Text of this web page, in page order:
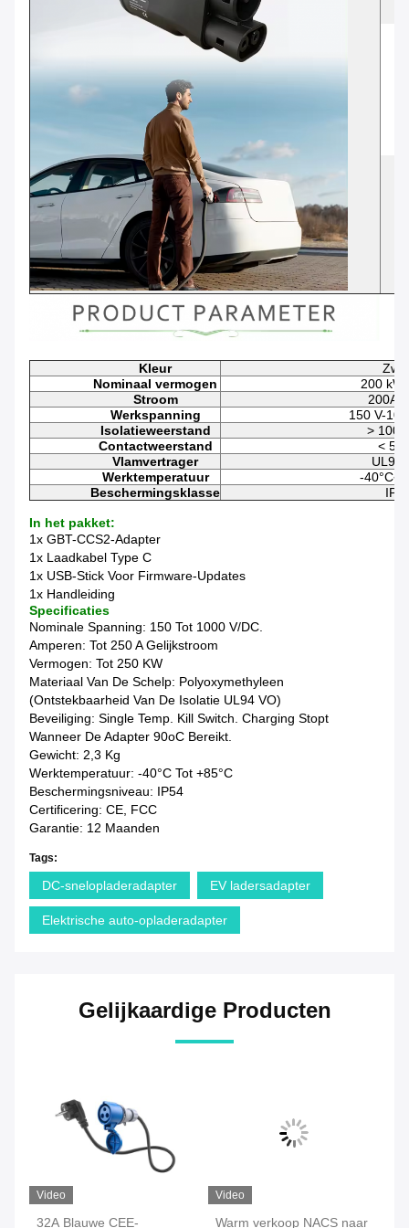
Kleur
Nominaal vermogen
200 kW
Stroom
200A
Werkspanning
150 V-
Isolatieweerstand
>
Contactweerstand
< 5
Vlamvertrager
Werktemperatuur
-
Beschermingsklasse
In het pakket:
1x GBT-CCS2-Adapter
1x Laadkabel Type C
1x USB-Stick Voor Firmware-Updates
1x Handleiding
Specificaties
Nominale Spanning: 150 Tot 1000 V/DC.
Amperen: Tot 250 A Gelijkstroom
Vermogen: Tot 250 KW
Materiaal Van De Schelp: Polyoxymethyleen
(ontstekbaarheid Van De Isolatie UL94 VO)
Beveiliging: Single Temp. Kill Switch. Charging Stopt
Wanneer De Adapter 90oC Bereikt.
Gewicht: 2,3 Kg
Werktemperatuur: -40°C Tot +85°C
Beschermingsniveau: IP54
Certificering: CE, FCC
Garantie: 12 Maanden
Tags:
DC-snelopladeradapter EV ladersadapter
Elektrische auto-opladeradapter
Gelijkaardige Producten
Video
32A Blauwe CEE-
Video
Warm verkoop NACS naar